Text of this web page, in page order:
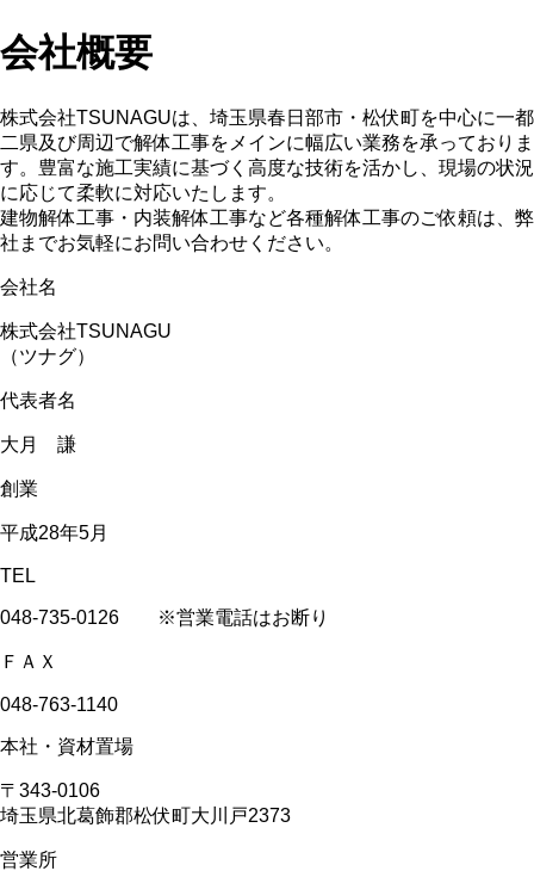
会社概要
株式会社TSUNAGUは、埼玉県春日部市・松伏町を中心に一都
二県及び周辺で解体工事をメインに幅広い業務を承っておりま
す。豊富な施工実績に基づく高度な技術を活かし、現場の状況
に応じて柔軟に対応いたします。
建物解体工事・内装解体工事など各種解体工事のご依頼は、弊
社までお気軽にお問い合わせください。
会社名
株式会社TSUNAGU
（ツナグ）
代表者名
大月 謙
創業
平成28年5月
TEL
048-735-0126 ※営業電話はお断り
ＦＡＸ
048-763-1140
本社・資材置場
〒343-0106
埼玉県北葛飾郡松伏町大川戸2373
営業所